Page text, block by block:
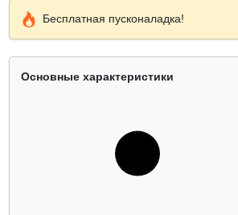
Бесплатная пусконаладка!
Основные характеристики